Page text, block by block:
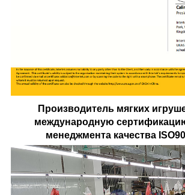
Производитель мягких
международную
менеджмента качества